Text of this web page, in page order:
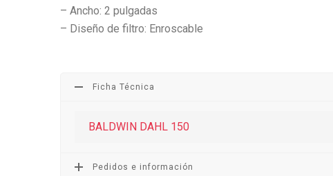
– Ancho: 2 pulgadas
– Diseño de filtro: Enroscable
Ficha Técnica
BALDWIN DAHL 150
Pedidos e información